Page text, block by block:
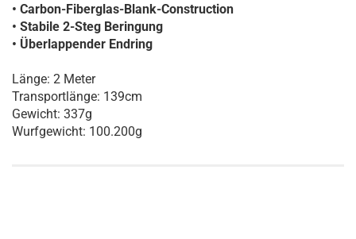
• Carbon-Fiberglas-Blank-Construction
• Stabile 2-Steg Beringung
• Überlappender Endring
Länge: 2 Meter
Transportlänge: 139cm
Gewicht: 337g
Wurfgewicht: 100.200g